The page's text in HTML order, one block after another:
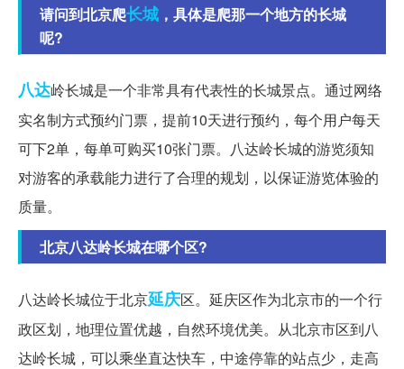
请问到北京爬长城 ，具体是爬那一个地方的长城
呢?
八达岭长城是一个非常具有代表性的长城景点。通过网络
实名制方式预约门票，提前10天进行预约，每个用户每天
可下2单，每单可购买10张门票。八达岭长城的游览须知
对游客的承载能力进行了合理的规划，以保证游览体验的
质量。
北京八达岭长城在哪个区?
八达岭长城位于北京延庆区。延庆区作为北京市的一个行
政区划，地理位置优越，自然环境优美。从北京市区到八
达岭长城，可以乘坐直达快车，中途停靠的站点少，走高